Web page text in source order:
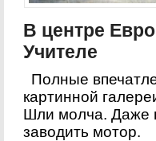
В центре
Учителе
Полные
картинной
Шли молча. Даже
заводить мотор.